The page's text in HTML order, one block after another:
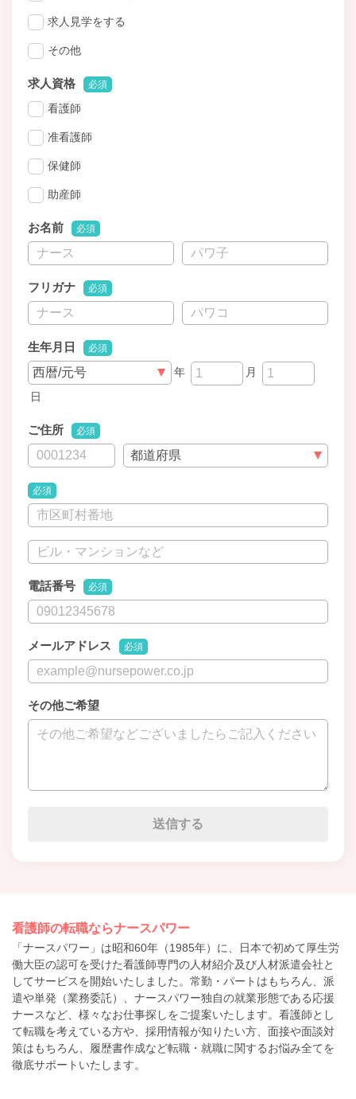
求人見学をする
その他
求人資格 必須
看護師
准看護師
保健師
助産師
お名前 必須
フリガナ 必須
生年月日 必須
年
月
日
ご住所 必須
必須
電話番号 必須
メールアドレス 必須
その他ご希望
看護師の転職ならナースパワー
「ナースパワー」は昭和60年（1985年）に、日本で初めて厚生労
働大臣の認可を受けた看護師専門の人材紹介及び人材派遣会社と
してサービスを開始いたしました。常勤・パートはもちろん、派
遣や単発（業務委託）、ナースパワー独自の就業形態である応援
ナースなど、様々なお仕事探しをご提案いたします。看護師とし
て転職を考えている方や、採用情報が知りたい方、面接や面談対
策はもちろん、履歴書作成など転職・就職に関するお悩み全てを
徹底サポートいたします。